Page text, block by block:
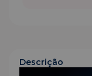
Descrição